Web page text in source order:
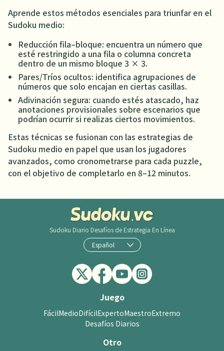
Aprende estos métodos esenciales para triunfar en el
Sudoku medio:
Reducción fila–bloque: encuentra un número que
esté restringido a una fila o columna concreta
dentro de un mismo bloque 3 × 3.
Pares/Tríos ocultos: identifica agrupaciones de
números que solo encajan en ciertas casillas.
Adivinación segura: cuando estés atascado, haz
anotaciones provisionales sobre escenarios que
podrían ocurrir si realizas ciertos movimientos.
Estas técnicas se fusionan con las estrategias de
Sudoku medio en papel que usan los jugadores
avanzados, como cronometrarse para cada puzzle,
con el objetivo de completarlo en 8–12 minutos.
Sudoku Diario Desafíos de Estrategia En Línea
Español
Juego
FácilMedioDifícilExpertoMaestroExtremo
Desafíos Diarios
Otro